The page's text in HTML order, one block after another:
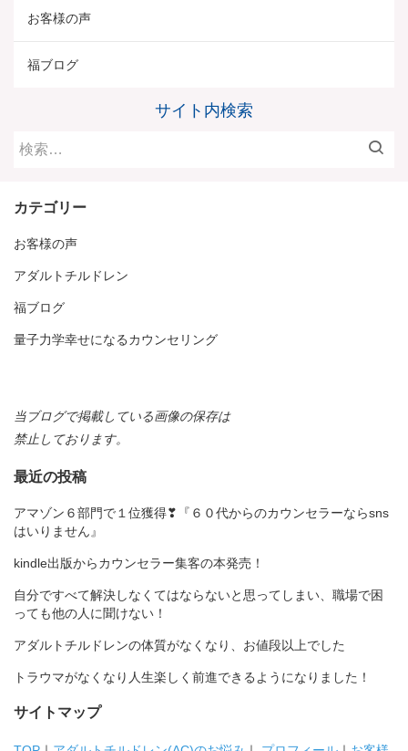
お客様の声
福ブログ
サイト内検索
検
カテゴリー
お客様の声
アダルトチルドレン
福ブログ
量子力学幸せになるカウンセリング
当ブログで掲載している画像の保存は
禁止しております。
最近の投稿
アマゾン６部門で１位獲得❣『６０代からのカウンセラーならsns
はいりません』
kindle出版からカウンセラー集客の本発売！
自分ですべて解決しなくてはならないと思ってしまい、職場で困
っても他の人に聞けない！
アダルトチルドレンの体質がなくなり、お値段以上でした
トラウマがなくなり人生楽しく前進できるようになりました！
サイトマップ